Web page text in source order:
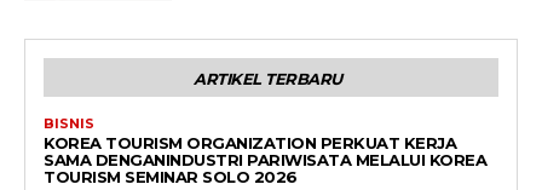
ARTIKEL TERBARU
BISNIS
KOREA TOURISM ORGANIZATION PERKUAT KERJA
SAMA DENGANINDUSTRI PARIWISATA MELALUI KOREA
TOURISM SEMINAR SOLO 2026